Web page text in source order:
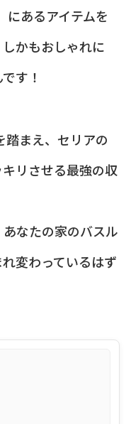
にあるアイテムを
かもおしゃれに
す！
まえ、セリアの
リさせる最強の収
なたの家のバスル
変わっているはず